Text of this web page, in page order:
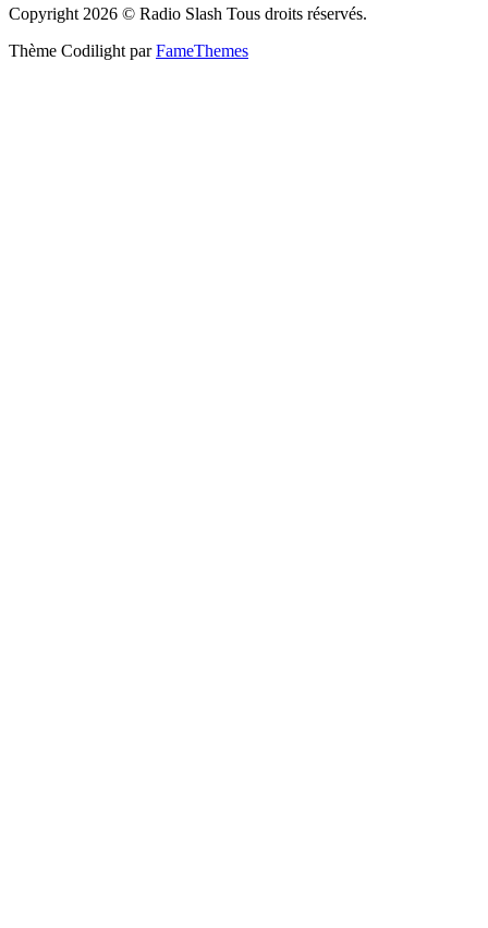
Copyright 2026 © Radio Slash Tous droits réservés.
Thème Codilight parFameThemes